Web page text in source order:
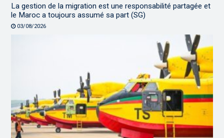
La gestion de la migration est une responsabilité partagée et
le Maroc a toujours assumé sa part (SG)
03/08/2026